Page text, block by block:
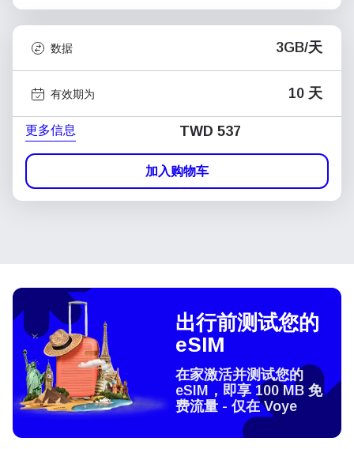
数据 3GB/天
有效期为 10 天
更多信息 TWD 537
加入购物车
出行前测试您的
eSIM
在家激活并测试您的
eSIM，即享 100 MB 免
费流量 - 仅在 Voye